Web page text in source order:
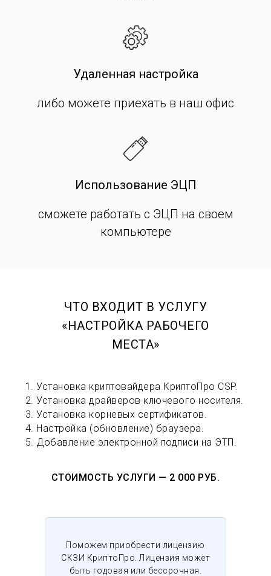
Удаленная настройка
либо можете приехать в наш офис
Использование ЭЦП
сможете работать с ЭЦП на своем
компьютере
ЧТО ВХОДИТ В УСЛУГУ
«НАСТРОЙКА РАБОЧЕГО
МЕСТА»
Установка криптовайдера КриптоПро CSP.
Установка драйверов ключевого носителя.
Установка корневых сертификатов.
Настройка (обновление) браузера.
Добавление электронной подписи на ЭТП.
СТОИМОСТЬ УСЛУГИ — 2 000 РУБ.
Поможем приобрести лицензию
СКЗИ КриптоПро. Лицензия может
быть годовая или бессрочная.